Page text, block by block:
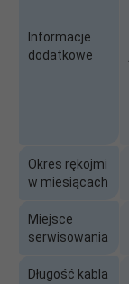
Informacje
dodatkowe
Okres rękojmi
w miesiącach
Miejsce
serwisowania
Długość kabla